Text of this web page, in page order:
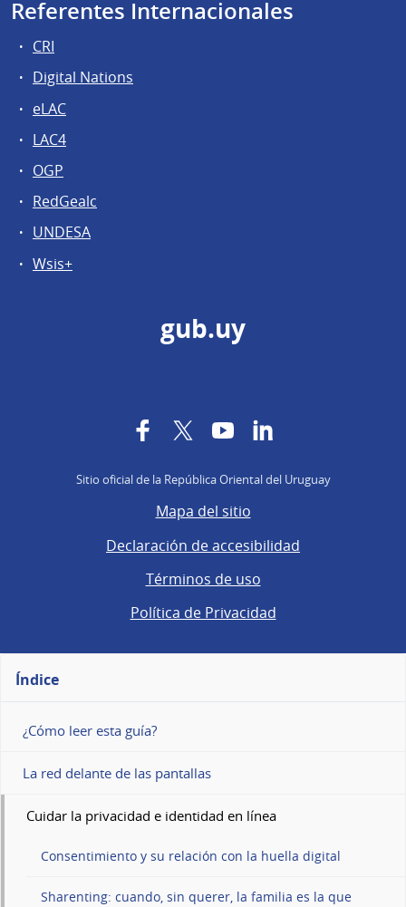
Referentes Internacionales
CRI
Digital Nations
eLAC
LAC4
OGP
RedGealc
UNDESA
Wsis+
gub.uy
FacebookTwitterYouTube
Sitio oficial de la República Oriental del Uruguay
Mapa del sitio
Declaración de accesibilidad
Términos de uso
Política de Privacidad
Índice
¿Cómo leer esta guía?
La red delante de las pantallas
Cuidar la privacidad e identidad en línea
Consentimiento y su relación con la huella digital
Sharenting: cuando, sin querer, la familia es la que